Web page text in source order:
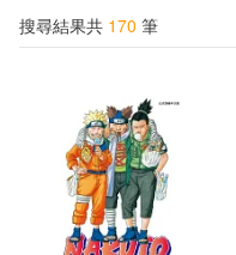
結
所有商品(575)
中文書(170)
搜尋結果共 170 筆